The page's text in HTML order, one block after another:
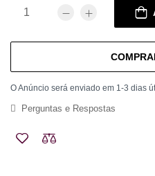
O Anúncio será enviado em 1-3 dias
Perguntas e Respostas